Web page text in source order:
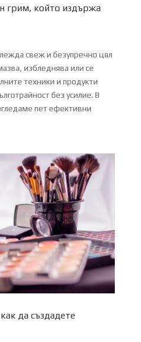
грим, който издържа
свеж и безупречно цял
избледнява или се
техники и продукти
без усилие. В
пет ефективни
да създадете